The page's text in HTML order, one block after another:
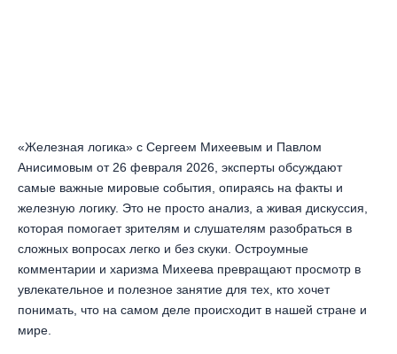
«Железная логика» с Сергеем Михеевым и Павлом
Анисимовым от 26 февраля 2026, эксперты обсуждают
самые важные мировые события, опираясь на факты и
железную логику. Это не просто анализ, а живая дискуссия,
которая помогает зрителям и слушателям разобраться в
сложных вопросах легко и без скуки. Остроумные
комментарии и харизма Михеева превращают просмотр в
увлекательное и полезное занятие для тех, кто хочет
понимать, что на самом деле происходит в нашей стране и
мире.